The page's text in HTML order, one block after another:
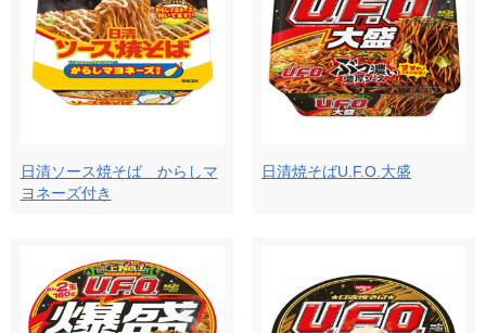
日清ソース焼そば からしマ
ヨネーズ付き
日清焼そばU.F.O.大盛